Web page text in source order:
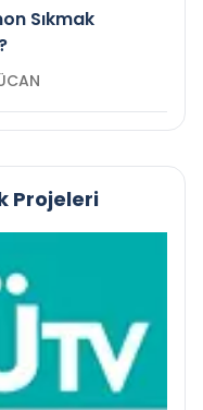
Sıkmak
Projeleri